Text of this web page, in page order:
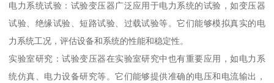
电力系统试验：试验变压器广泛应用于电力系统的试验，如变压器
试验、绝缘试验、短路试验、过载试验等。它们能够模拟真实的电
力系统工况，评估设备和系统的性能和稳定性。
实验室研究：试验变压器在实验室研究中也有重要应用，如电力系
统仿真、电力设备研究等。它们能够提供准确的电压和电流输出，